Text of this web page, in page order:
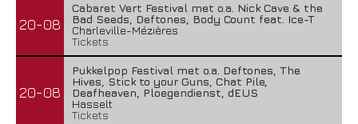
20-08
Cabaret Vert Festival met o.a. Nick Cave & the
Bad Seeds, Deftones, Body Count feat. Ice-T
Charleville-Mézières
Tickets
20-08
Pukkelpop Festival met o.a. Deftones, The
Hives, Stick to your Guns, Chat Pile,
Deafheaven, Ploegendienst, dEUS
Hasselt
Tickets